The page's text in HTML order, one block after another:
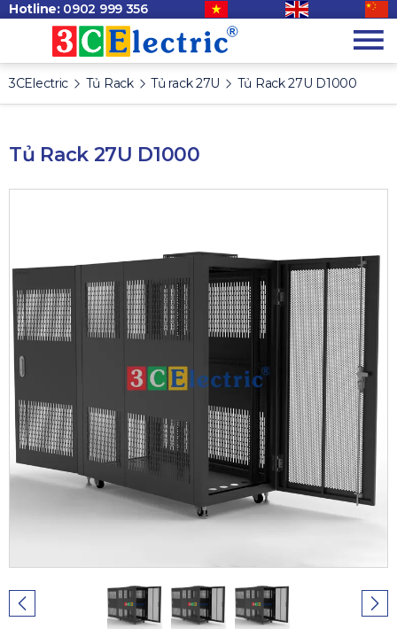
Hotline: 0902 999 356
3CElectric Tủ Rack Tủ rack 27U Tủ Rack 27U D1000
Tủ Rack 27U D1000